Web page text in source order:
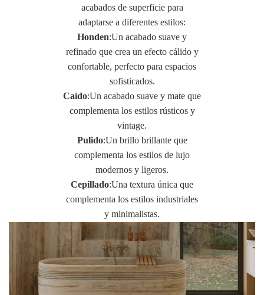
acabados de superficie para
adaptarse a diferentes estilos:
Honden:Un acabado suave y
refinado que crea un efecto cálido y
confortable, perfecto para espacios
sofisticados.
Caído:Un acabado suave y mate que
complementa los estilos rústicos y
vintage.
Pulido:Un brillo brillante que
complementa los estilos de lujo
modernos y ligeros.
Cepillado:Una textura única que
complementa los estilos industriales
y minimalistas.